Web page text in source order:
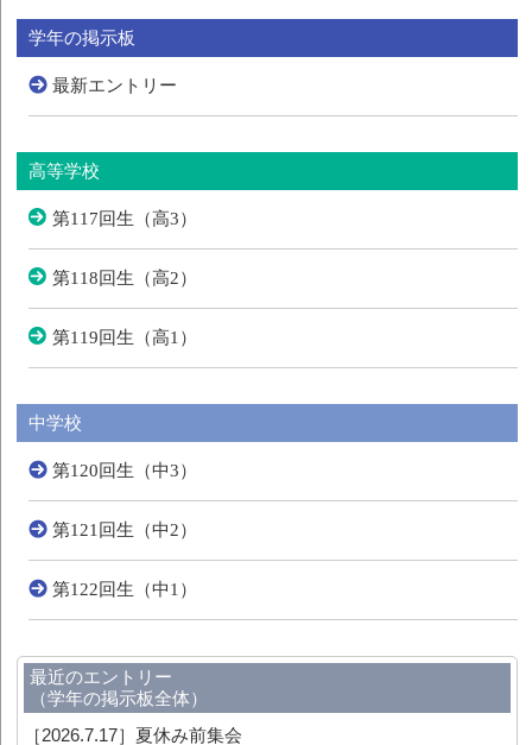
学年の掲示板
最新エントリー
高等学校
第117回生（高3）
第118回生（高2）
第119回生（高1）
中学校
第120回生（中3）
第121回生（中2）
第122回生（中1）
最近のエントリー
（学年の掲示板全体）
［2026.7.17］ 夏休み前集会